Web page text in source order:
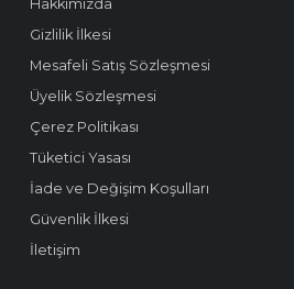
Hakkımızda
Gizlilik İlkesi
Mesafeli Satış Sözleşmesi
Üyelik Sözleşmesi
Çerez Politikası
Tüketici Yasası
İade ve Değişim Koşulları
Güvenlik İlkesi
İletişim